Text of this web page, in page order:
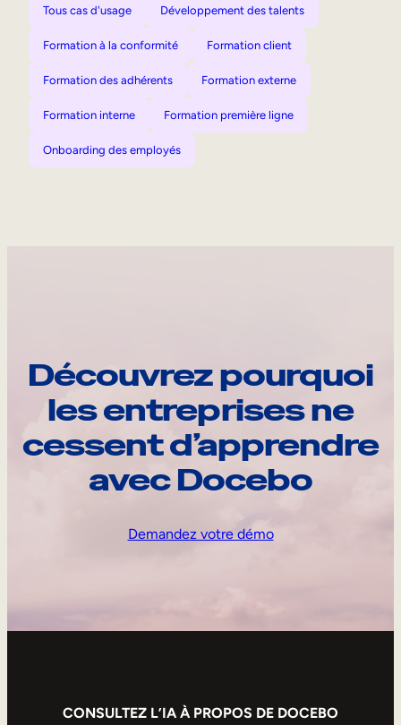
Tous cas d'usage Développement des talents
Formation à la conformité Formation client
Formation des adhérents Formation externe
Formation interne Formation première ligne
Onboarding des employés
Découvrez pourquoi
les entreprises ne
cessent d’apprendre
avec Docebo
Demandez votre démo
CONSULTEZ L’IA À PROPOS DE DOCEBO